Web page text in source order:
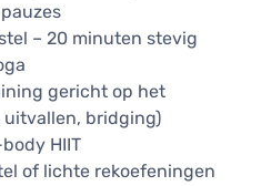
– 20 minuten stevig
gericht op het
uitvallen, bridging)
HIIT
of lichte rekoefeningen